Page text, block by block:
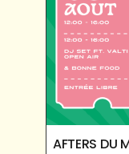
AFTERS DU